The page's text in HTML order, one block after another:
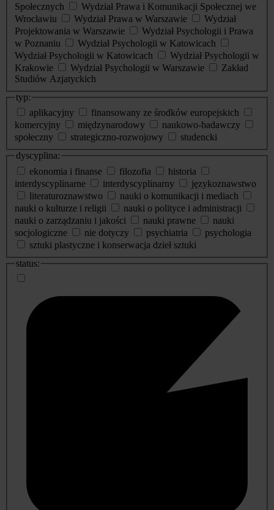
Społecznych
Wydział Prawa i Komunikacji Społecznej we
Wrocławiu
Wydział Prawa w Warszawie
Wydział
Projektowania w Warszawie
Wydział Psychologii i Prawa
w Poznaniu
Wydział Psychologii w Katowicach
Wydział Psychologii w Katowicach
Wydział Psychologii w
Krakowie
Wydział Psychologii w Warszawie
Zakład
Studiów Azjatyckich
typ:
aplikacyjny
finansowany ze środków europejskich
komercyjny
międzynarodowy
naukowo-badawczy
społeczny
strategiczno-rozwojowy
studencki
dyscyplina:
ekonomia i finanse
filozofia
historia
interdyscyplinarne
interdyscyplinarny
językoznawstwo
literaturoznawstwo
nauki o komunikacji i mediach
nauki o kulturze i religii
nauki o polityce i administracji
nauki o zarządzaniu i jakości
nauki prawne
nauki
socjologiczne
nie dotyczy psychiatria
psychologia
sztuki plastyczne i konserwacja dzieł sztuki
status: